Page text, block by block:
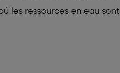
les ressources en eau